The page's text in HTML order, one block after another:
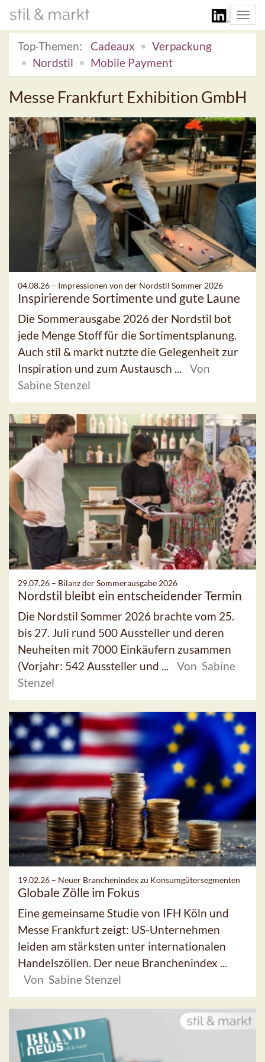
Top-Themen:
Cadeaux
Verpackung
Nordstil
Mobile Payment
Messe Frankfurt Exhibition GmbH
04.08.26 – Impressionen von der Nordstil Sommer 2026
Inspirierende Sortimente und gute Laune
Die Sommerausgabe 2026 der Nordstil bot
jede Menge Stoff für die Sortimentsplanung.
Auch stil & markt nutzte die Gelegenheit zur
Inspiration und zum Austausch ...
Von
Sabine Stenzel
29.07.26 – Bilanz der Sommerausgabe 2026
Nordstil bleibt ein entscheidender Termin
Die Nordstil Sommer 2026 brachte vom 25.
bis 27. Juli rund 500 Aussteller und deren
Neuheiten mit 7000 Einkäufern zusammen
(Vorjahr: 542 Aussteller und ...
Von Sabine
Stenzel
19.02.26 – Neuer Branchenindex zu Konsumgütersegmenten
Globale Zölle im Fokus
Eine gemeinsame Studie von IFH Köln und
Messe Frankfurt zeigt: US-Unternehmen
leiden am stärksten unter internationalen
Handelszöllen. Der neue Branchenindex ...
Von Sabine Stenzel